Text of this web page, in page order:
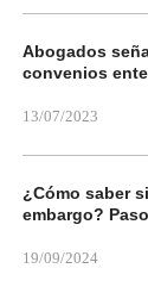
Abogados
convenios
13/07/2023
¿Cómo saber
embargo?
19/09/2024